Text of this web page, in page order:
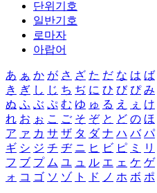
단위기호
일반기호
로마자
아랍어
あ ぁ か が さ ざ た だ な は ば
き ぎ し じ ち ぢ に ひ び ぴ み
ぬ ふ ぶ ぷ む ゆ ゅ る え ぇ け
れ お ぉ こ ご そ ぞ と ど の ほ
ア ァ カ サ ザ タ ダ ナ ハ バ パ
ギ シ ジ チ ヂ ニ ヒ ビ ピ ミ リ
フ ブ プ ム ユ ュ ル エ ェ ケ ゲ
ォ コ ゴ ソ ゾ ト ド ノ ホ ボ ポ